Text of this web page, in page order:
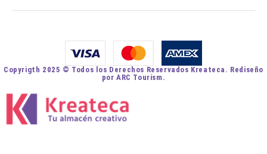
Copyrigth 2025 © Todos los Derechos Reservados Kreateca. Rediseño
por ARC Tourism.